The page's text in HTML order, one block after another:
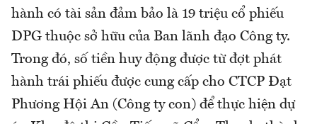
hành có tài sản đảm bảo là 19 triệu cổ phiếu
DPG thuộc sở hữu của Ban lãnh đạo Công ty.
Trong đó, số tiền huy động được từ đợt phát
hành trái phiếu được cung cấp cho CTCP Đạt
Phương Hội An (Công ty con) để thực hiện dự